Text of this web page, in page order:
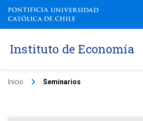
Instituto de Economía
Inicio keyboard_arrow_right Seminarios